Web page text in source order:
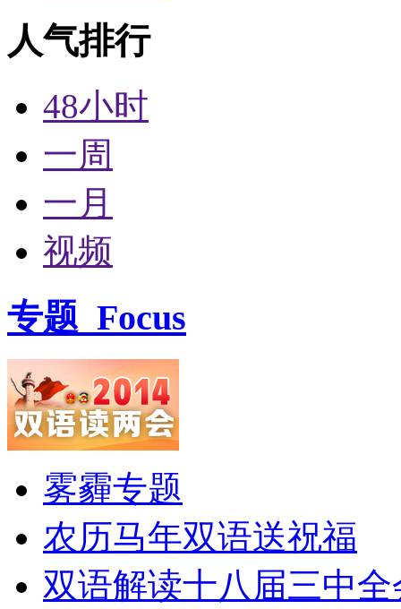
人气排行
48小时
一周
一月
视频
专题 Focus
雾霾专题
农历马年双语送祝福
双语解读十八届三中全